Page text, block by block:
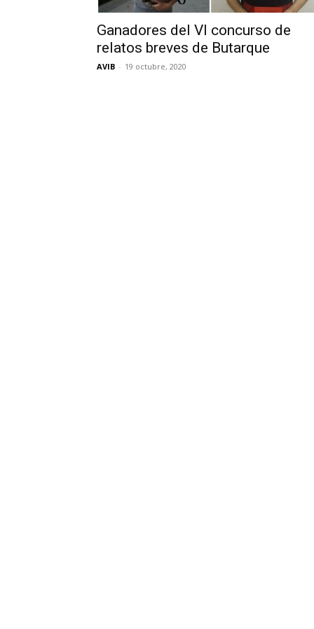
Ganadores del VI concurso de
relatos breves de Butarque
AVIB - 19 octubre, 2020